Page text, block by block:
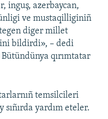
inguş, azerbaycan,
ve mustaqilliginiñ
diger millet
bildirdi», – dedi
qırımtatar
temsilcileri
sıñırda yardım eteler.